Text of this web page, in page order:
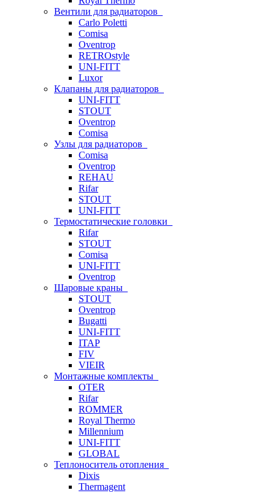
Вентили для радиаторов
Carlo Poletti
Comisa
Oventrop
RETROstyle
UNI-FITT
Luxor
Клапаны для радиаторов
UNI-FITT
STOUT
Oventrop
Comisa
Узлы для радиаторов
Comisa
Oventrop
REHAU
Rifar
STOUT
UNI-FITT
Термостатические головки
Rifar
STOUT
Comisa
UNI-FITT
Oventrop
Шаровые краны
STOUT
Oventrop
Bugatti
UNI-FITT
ITAP
FIV
VIEIR
Монтажные комплекты
OTER
Rifar
ROMMER
Royal Thermo
Millennium
UNI-FITT
GLOBAL
Теплоноситель отопления
Dixis
Thermagent